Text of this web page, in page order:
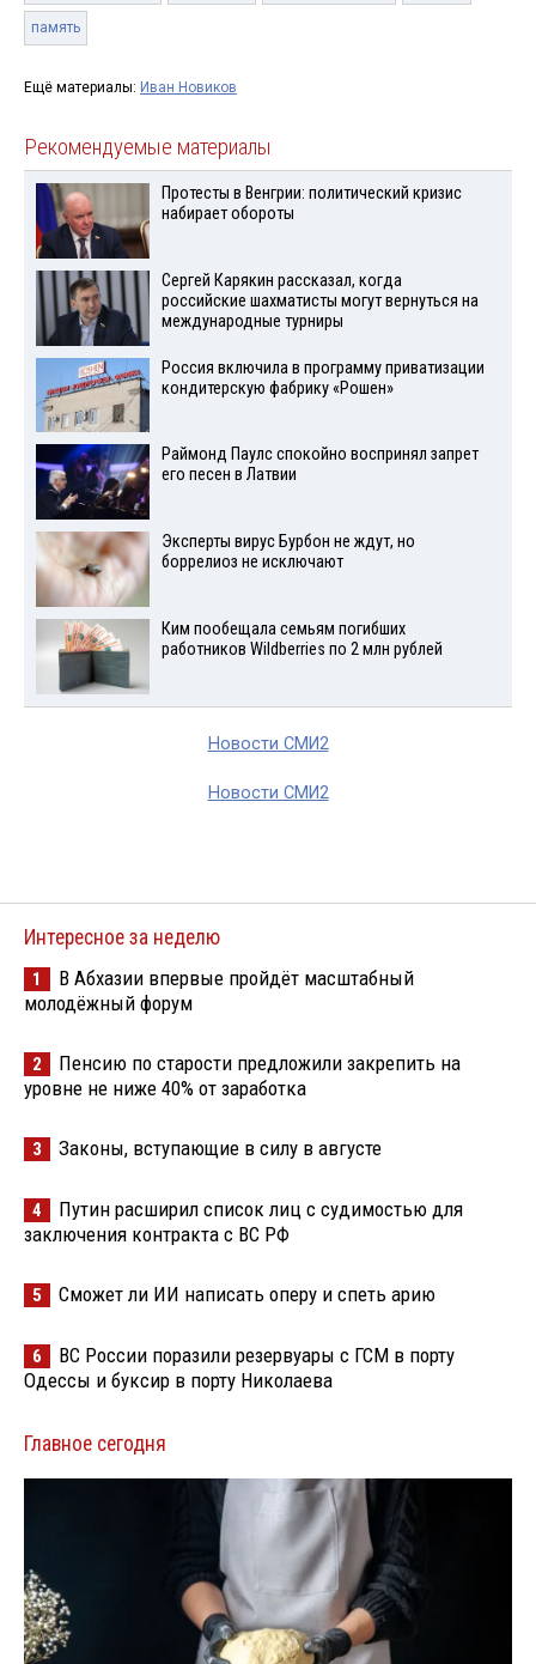
память
Ещё материалы: Иван Новиков
Рекомендуемые материалы
Протесты в Венгрии: политический кризис
набирает обороты
Сергей Карякин рассказал, когда
российские шахматисты могут вернуться на
международные турниры
Россия включила в программу приватизации
кондитерскую фабрику «Рошен»
Раймонд Паулс спокойно воспринял запрет
его песен в Латвии
Эксперты вирус Бурбон не ждут, но
боррелиоз не исключают
Ким пообещала семьям погибших
работников Wildberries по 2 млн рублей
Новости СМИ2
Новости СМИ2
Интересное за неделю
1
В Абхазии впервые пройдёт масштабный
молодёжный форум
2
Пенсию по старости предложили закрепить на
уровне не ниже 40% от заработка
3 Законы, вступающие в силу в августе
4
Путин расширил список лиц с судимостью для
заключения контракта с ВС РФ
5 Сможет ли ИИ написать оперу и спеть арию
6
ВС России поразили резервуары с ГСМ в порту
Одессы и буксир в порту Николаева
Главное сегодня